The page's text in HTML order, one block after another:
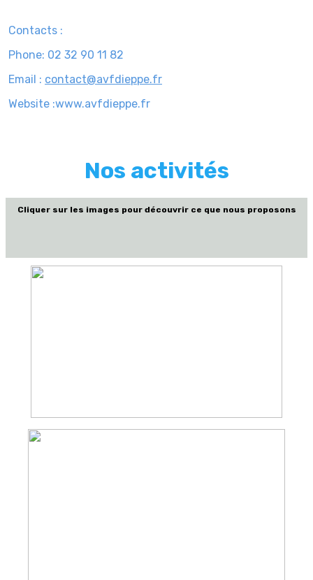
Contacts :
Phone: 02 32 90 11 82
Email : contact@avfdieppe.fr
Website :www.avfdieppe.fr
Nos activités
Cliquer sur les images pour découvrir ce que nous proposons